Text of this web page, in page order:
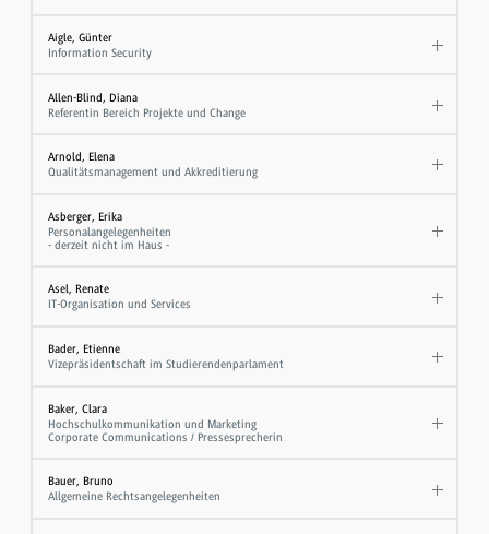
Aigle, Günter
Information Security
Allen-Blind, Diana
Referentin Bereich Projekte und Change
Arnold, Elena
Qualitätsmanagement und Akkreditierung
Asberger, Erika
Personalangelegenheiten
- derzeit nicht im Haus -
Asel, Renate
IT-Organisation und Services
Bader, Etienne
Vizepräsidentschaft im Studierendenparlament
Baker, Clara
Hochschulkommunikation und Marketing
Corporate Communications / Pressesprecherin
Bauer, Bruno
Allgemeine Rechtsangelegenheiten